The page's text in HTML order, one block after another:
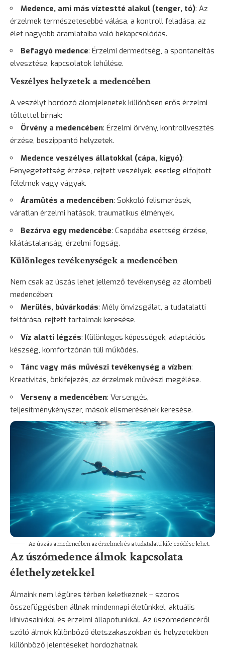
Medence, ami más víztestté alakul (tenger, tó): Az
érzelmek természetesebbé válása, a kontroll feladása, az
élet nagyobb áramlataiba való bekapcsolódás.
Befagyó medence: Érzelmi dermedtség, a spontaneitás
elvesztése, kapcsolatok lehűlése.
Veszélyes helyzetek a medencében
A veszélyt hordozó álomjelenetek különösen erős érzelmi
töltettel bírnak:
Örvény a medencében: Érzelmi örvény, kontrollvesztés
érzése, beszippantó helyzetek.
Medence veszélyes állatokkal (cápa, kígyó):
Fenyegetettség érzése, rejtett veszélyek, esetleg elfojtott
félelmek vagy vágyak.
Áramütés a medencében: Sokkoló felismerések,
váratlan érzelmi hatások, traumatikus élmények.
Bezárva egy medencébe: Csapdába esettség érzése,
kilátástalanság, érzelmi fogság.
Különleges tevékenységek a medencében
Nem csak az úszás lehet jellemző tevékenység az álombeli
medencében:
Merülés, búvárkodás: Mély önvizsgálat, a tudatalatti
feltárása, rejtett tartalmak keresése.
Víz alatti légzés: Különleges képességek, adaptációs
készség, komfortzónán túli működés.
Tánc vagy más művészi tevékenység a vízben:
Kreativitás, önkifejezés, az érzelmek művészi megélése.
Verseny a medencében: Versengés,
teljesítménykényszer, mások elismerésének keresése.
Az úszás a medencében az érzelmek és a tudatalatti kifejeződése lehet.
Az úszómedence álmok kapcsolata
élethelyzetekkel
Álmaink nem légüres térben keletkeznek – szoros
összefüggésben állnak mindennapi életünkkel, aktuális
kihívásainkkal és érzelmi állapotunkkal. Az úszómedencéről
szóló álmok különböző életszakaszokban és helyzetekben
különböző jelentéseket hordozhatnak.